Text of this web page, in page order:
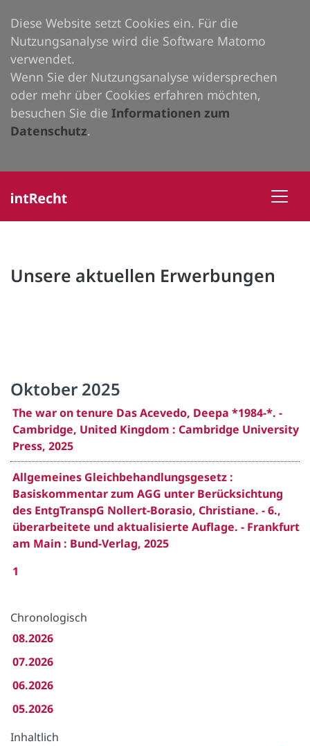
Diese Website setzt Cookies ein. Für die
Nutzungsanalyse wird die Software Matomo
verwendet.
Wenn Sie der Nutzungsanalyse widersprechen
oder mehr über Cookies erfahren möchten,
besuchen Sie die Informationen zum
Datenschutz.
Unsere aktuellen Erwerbungen
Oktober 2025
The war on tenure Das Acevedo, Deepa *1984-*. -
Cambridge, United Kingdom : Cambridge University
Press, 2025
Allgemeines Gleichbehandlungsgesetz :
Basiskommentar zum AGG unter Berücksichtung
des EntgTranspG Nollert-Borasio, Christiane. - 6.,
überarbeitete und aktualisierte Auflage. - Frankfurt
am Main : Bund-Verlag, 2025
1
Chronologisch
08.2026
07.2026
06.2026
05.2026
Inhaltlich